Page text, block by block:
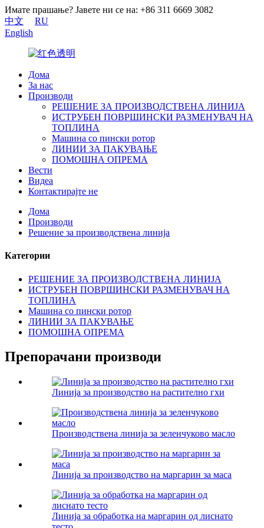
Имате прашање? Јавете ни се на: +86 311 6669 3082
中文
RU
English
Дома
За нас
Производи
РЕШЕНИЕ ЗА ПРОИЗВОДСТВЕНА ЛИНИЈА
ИСТРУБЕН ПОВРШИНСКИ РАЗМЕНУВАЧ НА
ТОПЛИНА
Машина со пински ротор
ЛИНИИ ЗА ПАКУВАЊЕ
ПОМОШНА ОПРЕМА
Вести
Видеа
Контактирајте не
Дома
Производи
Решение за производствена линија
Категории
РЕШЕНИЕ ЗА ПРОИЗВОДСТВЕНА ЛИНИЈА
ИСТРУБЕН ПОВРШИНСКИ РАЗМЕНУВАЧ НА
ТОПЛИНА
Машина со пински ротор
ЛИНИИ ЗА ПАКУВАЊЕ
ПОМОШНА ОПРЕМА
Препорачани производи
Линија за производство на растително гхи
Производствена линија за зеленчуково масло
Линија за производство на маргарин за маса
Линија за обработка на маргарин од лиснато